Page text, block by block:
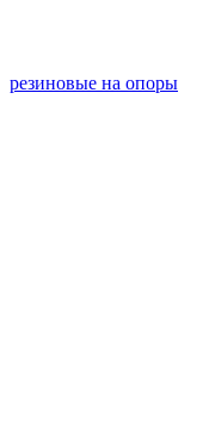
резиновые на опоры